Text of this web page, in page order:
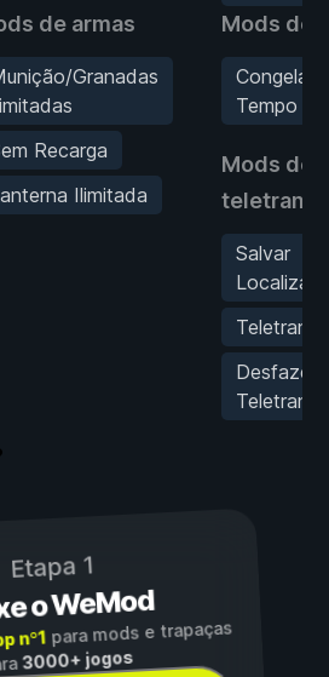
de armas
Granadas
Recarga
Ilimitada
Mods de
Congelar
Tempo
Mods de
Salvar
Desfazer
Etapa 1
o WeMod
nº1para mods e trapaças
3000+ jogos